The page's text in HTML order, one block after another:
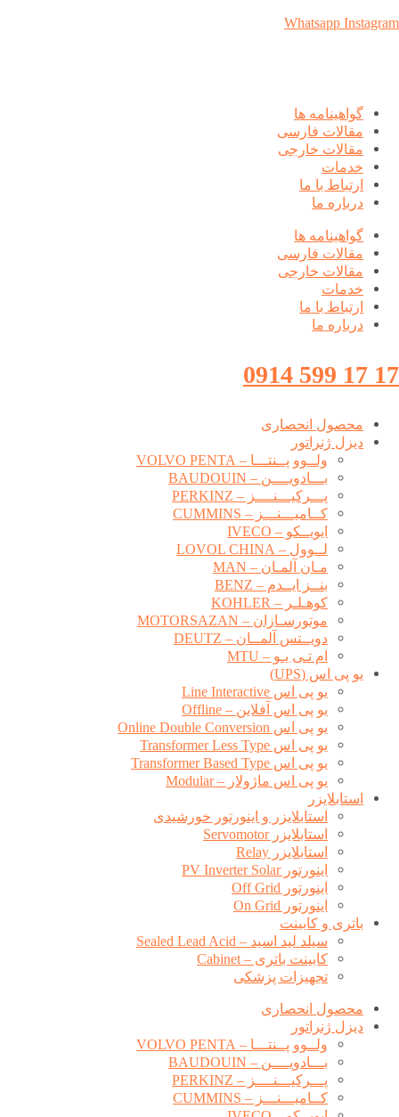
Whatsapp Instagram
گواهینامه ها
مقالات فارسی
مقالات خارجی
خدمات
ارتباط با ما
درباره ما
گواهینامه ها
مقالات فارسی
مقالات خارجی
خدمات
ارتباط با ما
درباره ما
17 17 599 0914
محصول انحصاری
دیزل ژنراتور
ولــوو پــنتـــا – VOLVO PENTA
بـــادویــــن – BAUDOUIN
پـــرکیـــنــــز – PERKINZ
کــامیـــنـــز – CUMMINS
ایویــکو – IVECO
لــوول – LOVOL CHINA
مـان آلمـان – MAN
بنــز ایــدم – BENZ
کوهـلـر – KOHLER
موتورسـازان – MOTORSAZAN
دویــتس آلمــان – DEUTZ
ام تـی یـو – MTU
یو پی اس (UPS)
یو پی اس Line Interactive
یو پی اس آفلاین – Offline
یو پی اس Online Double Conversion
یو پی اس Transformer Less Type
یو پی اس Transformer Based Type
یو پی اس ماژولار – Modular
استابلایزر
استابلایزر و اینورتور خورشیدی
استابلایزر Servomotor
استابلایزر Relay
اینورتور PV Inverter Solar
اینورتور Off Grid
اینورتور On Grid
باتری و کابینت
سیلد لید اسید – Sealed Lead Acid
کابینت باتری – Cabinet
تجهیزات پزشکی
محصول انحصاری
دیزل ژنراتور
ولــوو پــنتـــا – VOLVO PENTA
بـــادویــــن – BAUDOUIN
پـــرکیـــنــــز – PERKINZ
کــامیـــنـــز – CUMMINS